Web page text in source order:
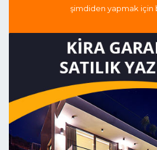
şimdiden yapmak için